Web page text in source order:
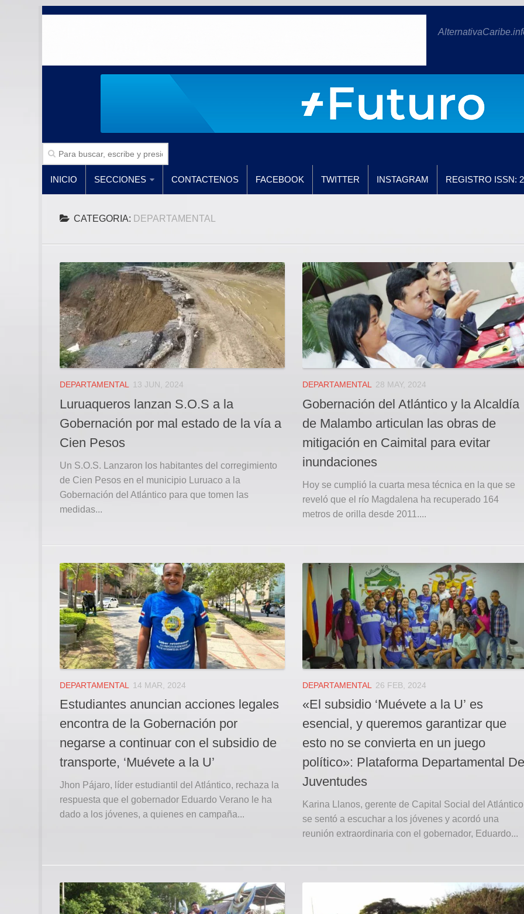
INICIO SECCIONES CONTACTENOS FACEBOOK TWITTER INSTAGRAM REGISTRO ISSN:
CATEGORIA: DEPARTAMENTAL
DEPARTAMENTAL 13 JUN, 2024
Luruaqueros lanzan S.O.S a la
Gobernación por mal estado de la vía a
Cien Pesos
Un S.O.S. Lanzaron los habitantes del corregimiento
de Cien Pesos en el municipio Luruaco a la
Gobernación del Atlántico para que tomen las
medidas...
DEPARTAMENTAL 28 MAY, 2024
Gobernación del Atlántico y la Alcaldía
de Malambo articulan las obras de
mitigación en Caimital para evitar
inundaciones
Hoy se cumplió la cuarta mesa técnica en la que se
reveló que el río Magdalena ha recuperado 164
metros de orilla desde 2011....
DEPARTAMENTAL 14 MAR, 2024
Estudiantes anuncian acciones legales
encontra de la Gobernación por
negarse a continuar con el subsidio de
transporte, ‘Muévete a la U’
Jhon Pájaro, líder estudiantil del Atlántico, rechaza la
respuesta que el gobernador Eduardo Verano le ha
dado a los jóvenes, a quienes en campaña...
DEPARTAMENTAL 26 FEB, 2024
«El subsidio ‘Muévete a la U’ es
esencial, y queremos garantizar que
esto no se convierta en un juego
político»: Plataforma Departamental De
Juventudes
Karina Llanos, gerente de Capital Social del
se sentó a escuchar a los jóvenes y acordó una
reunión extraordinaria con el gobernador, Eduardo...